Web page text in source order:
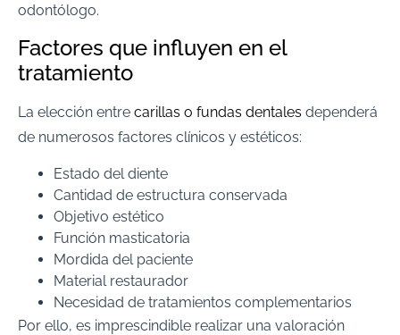
odontólogo.
Factores que influyen en el
tratamiento
La elección entre carillas o fundas dentales dependerá
de numerosos factores clínicos y estéticos:
Estado del diente
Cantidad de estructura conservada
Objetivo estético
Función masticatoria
Mordida del paciente
Material restaurador
Necesidad de tratamientos complementarios
Por ello, es imprescindible realizar una valoración